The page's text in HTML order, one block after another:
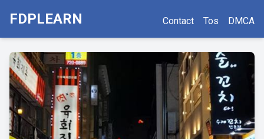
FDPLEARN Contact Tos DMCA